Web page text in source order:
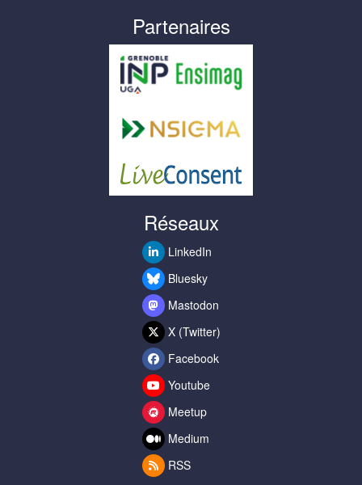
Partenaires
Réseaux
LinkedIn
Bluesky
Mastodon
X (Twitter)
Facebook
Youtube
Meetup
Medium
RSS